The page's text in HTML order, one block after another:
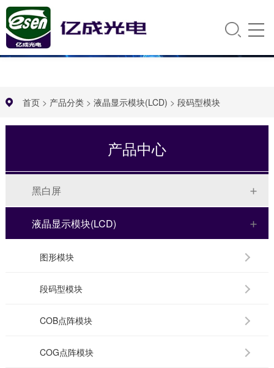
首页> 产品分类> 液晶显示模块(LCD) > 段码型模块
产品中心
黑白屏
液晶显示模块(LCD)
图形模块
段码型模块
COB点阵模块
COG点阵模块